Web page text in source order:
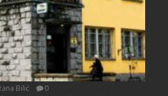
Bilić 0